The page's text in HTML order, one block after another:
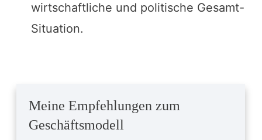
wirtschaftliche und politische Gesamt-
Situation.
Meine Empfehlungen zum
Geschäftsmodell